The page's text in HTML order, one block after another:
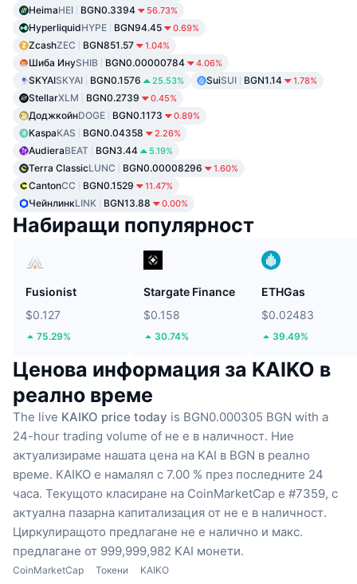
HeimaHEI BGN0.3394 56.73%
HyperliquidHYPE BGN94.45 0.69%
ZcashZEC BGN851.57 1.04%
Шиба ИнуSHIB BGN0.00000784 4.06%
SKYAISKYAI BGN0.1576 25.53% SuiSUI BGN1.14 1.78%
StellarXLM BGN0.2739 0.45%
ДоджкойнDOGE BGN0.1173 0.89%
KaspaKAS BGN0.04358 2.26%
AudieraBEAT BGN3.44 5.19%
Terra ClassicLUNC BGN0.00008296 1.60%
CantonCC BGN0.1529 11.47%
ЧейнлинкLINK BGN13.88 0.00%
Набиращи популярност
Fusionist
$0.127
75.29%
Stargate Finance
$0.158
30.74%
ETHGas
$0.02483
39.49%
Ценова информация за KAIKO в
реално време
The live KAIKO price today is BGN0.000305 BGN with a
24-hour trading volume of не е в наличност. Ние
актуализираме нашата цена на KAI в BGN в реално
време. KAIKO е намалял с 7.00 % през последните 24
часа. Текущото класиране на CoinMarketCap е #7359, с
актуална пазарна капитализация от не е в наличност.
Циркулиращото предлагане не е налично и макс.
предлагане от 999,999,982 KAI монети.
CoinMarketCap Токени KAIKO